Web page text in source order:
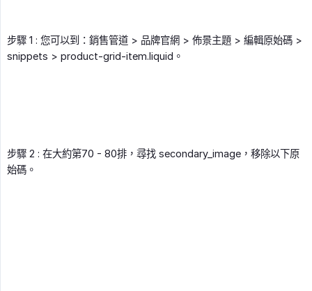
步驟 1 : 您可以到：銷售管道 > 品牌官網 > 佈景主題 > 編輯原始碼 >
snippets > product-grid-item.liquid。
步驟 2 : 在大約第70 - 80排，尋找 secondary_image，移除以下原
始碼。